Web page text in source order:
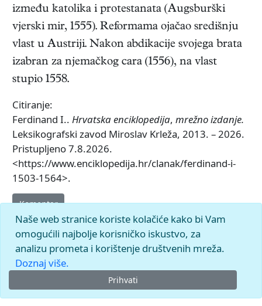
između katolika i protestanata (Augsburški
vjerski mir, 1555). Reformama ojačao središnju
vlast u Austriji. Nakon abdikacije svojega brata
izabran za njemačkog cara (1556), na vlast
stupio 1558.
Citiranje:
Ferdinand I.. Hrvatska enciklopedija, mrežno izdanje.
Leksikografski zavod Miroslav Krleža, 2013. – 2026.
Pristupljeno 7.8.2026.
<https://www.enciklopedija.hr/clanak/ferdinand-i-
1503-1564>.
Komentar
Naše web stranice koriste kolačiće kako bi Vam
omogućili najbolje korisničko iskustvo, za
analizu prometa i korištenje društvenih mreža.
Doznaj više.
Prihvati
© 2026.Leksikografski zavodMiroslav Krleža